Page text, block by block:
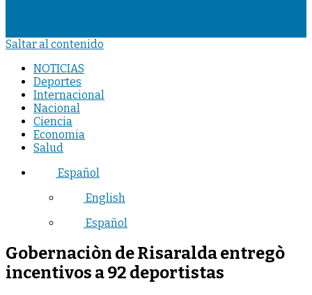
Saltar al contenido
NOTICIAS
Deportes
Internacional
Nacional
Ciencia
Economia
Salud
Español
English
Español
Gobernaciòn de Risaralda entregò
incentivos a 92 deportistas